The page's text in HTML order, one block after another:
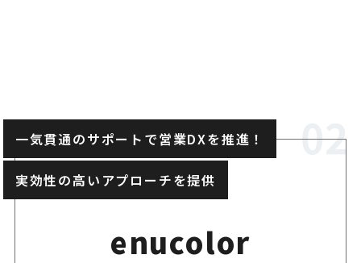
一気貫通のサポートで営業DXを推進！
実効性の高いアプローチを提供
enucolor